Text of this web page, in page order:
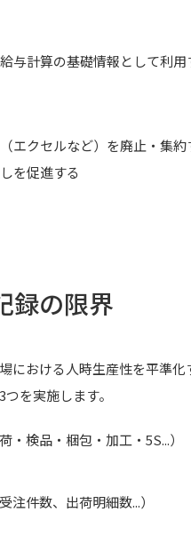
与計算の基礎情報として利
エクセルなど）を廃止・集
を促進する
録の限界
における人時生産性を平準
を実施します。
検品・梱包・加工・5S...）
件数、出荷明細数...）